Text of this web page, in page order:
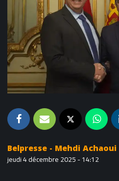
Belpresse - Mehdi Achaoui
jeudi 4 décembre 2025 - 14:12